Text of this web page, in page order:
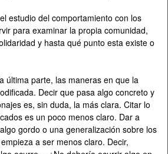
estudio del comportamiento con los
para examinar la propia comunidad,
y hasta qué punto esta existe o
última parte, las maneras en que la
Decir que pasa algo concreto y
es, sin duda, la más clara. Citar lo
es un poco menos claro. Dar a
gordo o una generalización sobre los
a ser menos claro. Decir,